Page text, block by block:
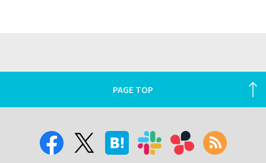
PAGE TOP